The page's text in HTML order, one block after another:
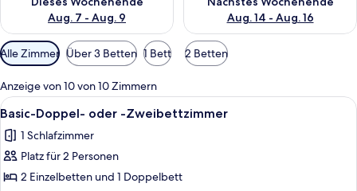
Aug. 7 - Aug. 9
Aug. 14 - Aug. 16
Verfügbare
Filter
für
Zimmer
Alle Zimmer Über 3 Betten 1 Bett 2 Betten
Anzeige von 10 von 10 Zimmern
Alle
Fotos
für
Basic-
Doppel-
Basic-Doppel- oder -
6
Basic-Doppel- oder -Zweibettzimmer
1 Schlafzimmer
Platz für 2 Personen
2 Einzelbetten und 1 Doppelbett